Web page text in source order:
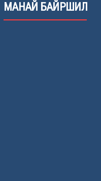
МАНАЙ БАЙРШИЛ